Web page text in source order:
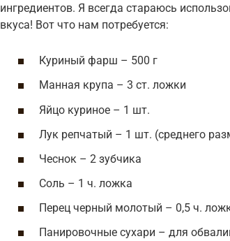
ингредиентов. Я всегда стараюсь
вкуса! Вот что нам потребуется:
Куриный фарш – 500 г
Манная крупа – 3 ст. ложки
Яйцо куриное – 1 шт.
Лук репчатый – 1 шт. (среднего
Чеснок – 2 зубчика
Соль – 1 ч. ложка
Перец черный молотый – 0,5 ч.
Панировочные сухари – для